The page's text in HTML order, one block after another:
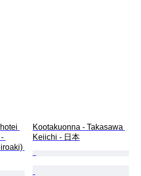
Kootakuonna - Takasawa
Keiichi - 日本